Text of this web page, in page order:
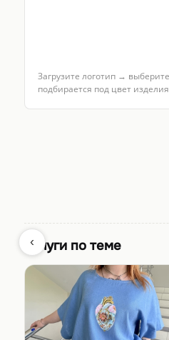
Загрузите логотип →
подбирается под цвет
Шелкография